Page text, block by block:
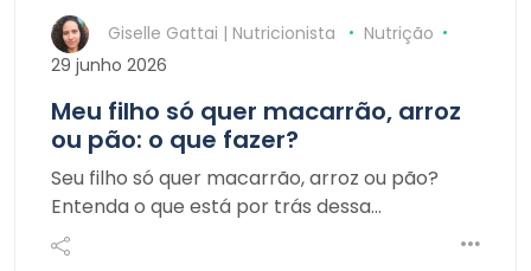
Giselle Gattai | Nutricionista
Nutrição
29 junho 2026
Meu filho só quer macarrão, arroz
ou pão: o que fazer?
Seu filho só quer macarrão, arroz ou pão?
Entenda o que está por trás dessa…